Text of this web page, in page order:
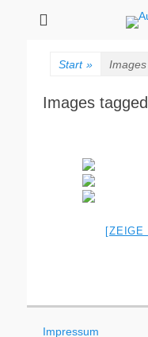
Oberflächen
Start »
Images
[ZEIGE
Impressum